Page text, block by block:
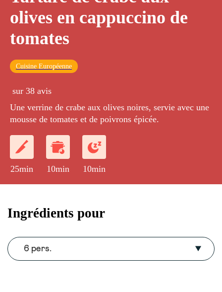
olives en cappuccino de
tomates
Cuisine Européenne
sur 38 avis
Une verrine de crabe aux olives noires, servie avec une
mousse de tomates et de poivrons épicée.
25min 10min 10min
Ingrédients pour
6 pers.